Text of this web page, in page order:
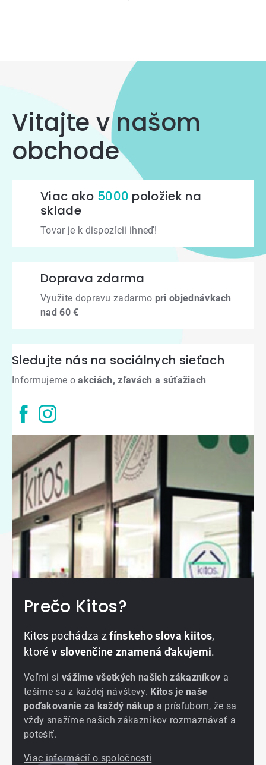
prvky
výpisu
Vitajte v našom
obchode
Viac ako 5000 položiek na
sklade
Tovar je k dispozícii ihneď!
Doprava zdarma
Využite dopravu zadarmo pri objednávkach
nad 60 €
Sledujte nás na sociálnych sieťach
Informujeme oakciách, zľavách a súťažiach
Prečo Kitos?
Kitos pochádza zfínskeho slova kiitos,
ktoré v slovenčine znamená ďakujemi.
Veľmi si vážime všetkých našich zákazníkov a
tešíme sa z každej návštevy. Kitos je naše
poďakovanie za každý nákup a prísľubom, že sa
vždy snažíme našich zákazníkov rozmaznávať a
potešiť.
Viac informácií o spoločnosti